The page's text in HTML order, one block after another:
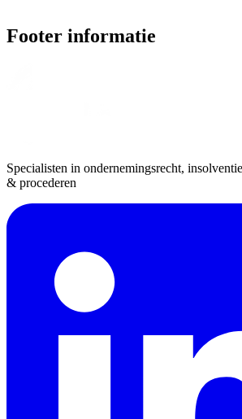
Footer informatie
Specialisten in ondernemingsrecht,
& procederen